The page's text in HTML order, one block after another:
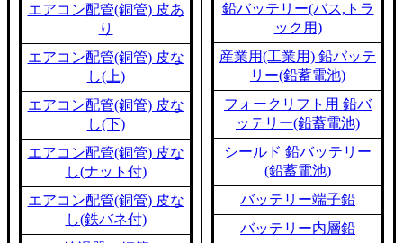
エアコン配管(銅管) 皮あ
り
エアコン配管(銅管) 皮な
し(上)
エアコン配管(銅管) 皮な
し(下)
エアコン配管(銅管) 皮な
し(ナット付)
エアコン配管(銅管) 皮な
し(鉄バネ付)
鉛バッテリー(バス,トラ
ック用)
産業用(工業用) 鉛バッテ
リー(鉛蓄電池)
フォークリフト用 鉛バ
ッテリー(鉛蓄電池)
シールド 鉛バッテリー
(鉛蓄電池)
バッテリー端子鉛
バッテリー内層鉛